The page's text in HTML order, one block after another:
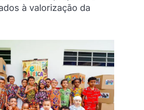
à valorização da